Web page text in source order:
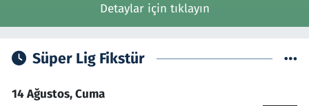
Detaylar için tıklayın
Süper Lig Fikstür
14 Ağustos, Cuma